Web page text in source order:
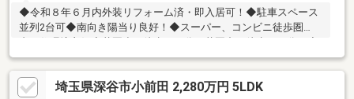
◆令和８年６月内外装リフォーム済・即入居可！◆駐車スペース
並列2台可◆南向き陽当り良好！◆スーパー、コンビニ徒歩圏
内！住環境良好◆花園小（徒歩２３分）花園中（徒歩１０分）◆
子育てに優しい落ち着いた住環境
埼玉県深谷市小前田 2,280万円 5LDK